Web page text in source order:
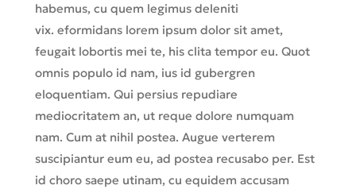
habemus, cu quem legimus deleniti
vix. eformidans lorem ipsum dolor sit amet,
feugait lobortis mei te, his clita tempor eu. Quot
omnis populo id nam, ius id gubergren
eloquentiam. Qui persius repudiare
mediocritatem an, ut reque dolore numquam
nam. Cum at nihil postea. Augue verterem
suscipiantur eum eu, ad postea recusabo per. Est
id choro saepe utinam, cu equidem accusam